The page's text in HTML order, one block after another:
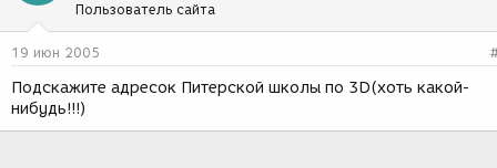
е
м
ы
з
д
а
и
Пользователь сайта
19 июн 2005
Подскажите адресок Питерской школы по 3D(хоть какой-
нибудь!!!)